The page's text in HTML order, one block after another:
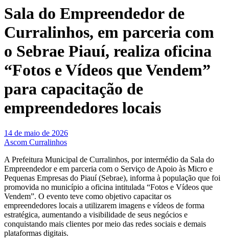
Sala do Empreendedor de
Curralinhos, em parceria com
o Sebrae Piauí, realiza oficina
“Fotos e Vídeos que Vendem”
para capacitação de
empreendedores locais
14 de maio de 2026
Ascom Curralinhos
A Prefeitura Municipal de Curralinhos, por intermédio da Sala do
Empreendedor e em parceria com o Serviço de Apoio às Micro e
Pequenas Empresas do Piauí (Sebrae), informa à população que foi
promovida no município a oficina intitulada “Fotos e Vídeos que
Vendem”. O evento teve como objetivo capacitar os
empreendedores locais a utilizarem imagens e vídeos de forma
estratégica, aumentando a visibilidade de seus negócios e
conquistando mais clientes por meio das redes sociais e demais
plataformas digitais.